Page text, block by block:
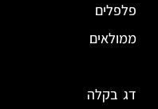
פלפלים
ממולאים
דג בקלה